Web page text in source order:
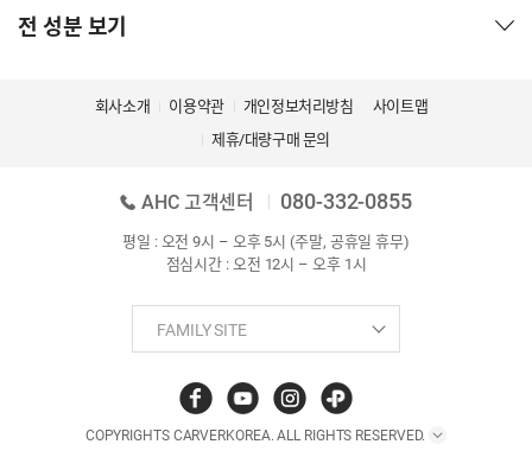
전 성분 보기
회사소개 이용약관 개인정보처리방침
사이트맵
제휴/대량구매 문의
AHC 고객센터 080-332-0855
평일 : 오전 9시 – 오후 5시 (주말, 공휴일 휴무)
점심시간 : 오전 12시 – 오후 1시
COPYRIGHTS CARVERKOREA. ALL RIGHTS RESERVED.